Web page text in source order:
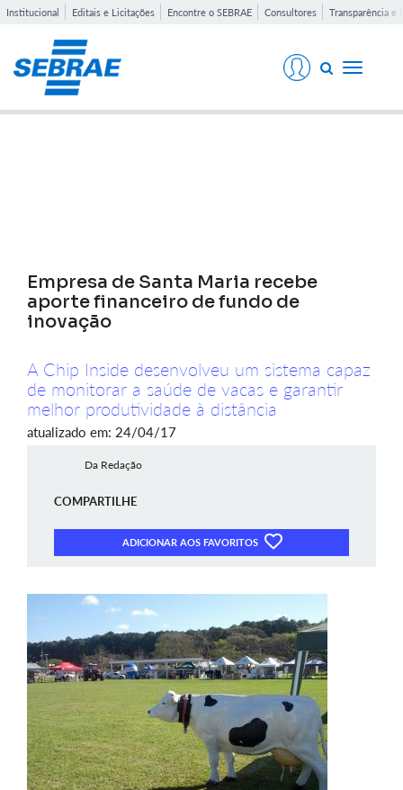
Institucional Editais e Licitações Encontre o SEBRAE Consultores Transparência e
Toggle
Empresa de Santa Maria recebe
aporte financeiro de fundo de
inovação
A Chip Inside desenvolveu um sistema capaz
de monitorar a saúde de vacas e garantir
melhor produtividade à distância
atualizado em: 24/04/17
Da Redação
COMPARTILHE
ADICIONAR AOS FAVORITOS